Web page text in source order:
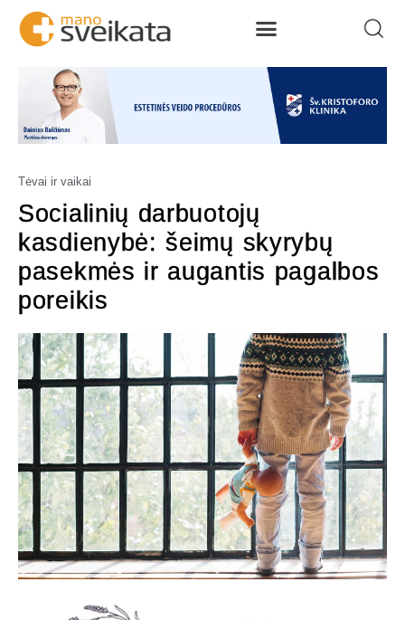
Tėvai ir vaikai
Socialinių darbuotojų
kasdienybė: šeimų skyrybų
pasekmės ir augantis pagalbos
poreikis